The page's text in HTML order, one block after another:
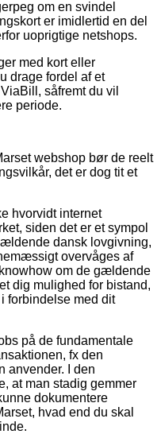
om en svindel
er imidlertid en del
uoprigtige netshops.
med kort eller
drage fordel af et
såfremt du vil
periode.
webshop bør de reelt
det er dog tit et
hvorvidt internet
siden det er et sympol
dansk lovgivning,
overvåges af
om de gældende
dig mulighed for bistand,
forbindelse med dit
på de fundamentale
fx den
anvender. I den
at man stadig gemmer
dokumentere
hvad end du skal